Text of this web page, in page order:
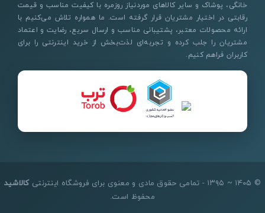
خانگی، پوشاک و سایر کالاهای موردنیاز روزمره با کیفیت مناسب و قیمت
رقابتی در اختیار مشتریان قرار گرفته است. ما همواره تلاش می‌کنیم با
ارائه محصولات معتبر، پشتیبانی مناسب و ارسال سریع، رضایت و اعتماد
مشتریان را جلب کرده و تجربه‌ای لذت‌بخش از خرید اینترنتی را برای
کاربران فراهم کنیم.
© ۱۴۰۵ ~ ۱۳۹۵ - تمامی حقوق مادی و معنوی برای فروشگاه اینترنتی
کالاشید
محفوظ است.